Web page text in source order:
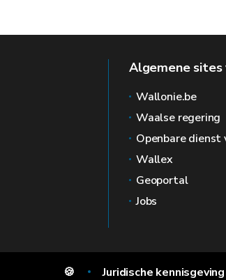
Algemene sites
Wallonie.be
Waalse regering
Openbare dienst
Wallex
Geoportal
Jobs
🍪 Juridische kennisgeving